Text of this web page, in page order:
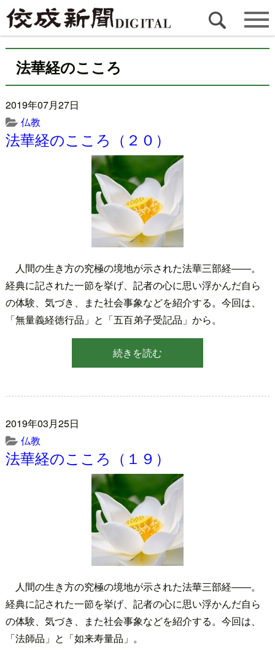
法華経のこころ
2019年07月27日
仏教
法華経のこころ（２０）
人間の生き方の究極の境地が示された法華三部経――。
経典に記された一節を挙げ、記者の心に思い浮かんだ自ら
の体験、気づき、また社会事象などを紹介する。今回は、
「無量義経徳行品」と「五百弟子受記品」から。
続きを読む
2019年03月25日
仏教
法華経のこころ（１９）
人間の生き方の究極の境地が示された法華三部経――。
経典に記された一節を挙げ、記者の心に思い浮かんだ自ら
の体験、気づき、また社会事象などを紹介する。今回は、
「法師品」と「如来寿量品」。